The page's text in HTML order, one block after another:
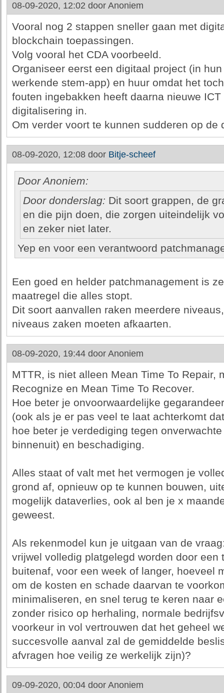
08-09-2020, 12:02 door Anoniem
Vooral nog 2 stappen sneller gaan met
blockchain toepassingen.
Volg vooral het CDA voorbeeld.
Organiseer eerst een digitaal project (in
werkende stem-app) en huur omdat het
fouten ingebakken heeft daarna nieuwe
digitalisering in.
Om verder voort te kunnen sudderen op de
08-09-2020, 12:08 door Bitje-scheef
Door Anoniem:
Door donderslag: Dit soort grappen, de
en die pijn doen, die zorgen uiteindelijk
en zeker niet later.
Yep en voor een verantwoord
Een goed en helder patchmanagement is
maatregel die alles stopt.
Dit soort aanvallen raken meerdere
niveaus zaken moeten afkaarten.
08-09-2020, 19:44 door Anoniem
MTTR, is niet alleen Mean Time To Repair,
Recognize en Mean Time To Recover.
Hoe beter je onvoorwaardelijke
(ook als je er pas veel te laat achterkomt
hoe beter je verdediging tegen
binnenuit) en beschadiging.
Alles staat of valt met het vermogen je
grond af, opnieuw op te kunnen bouwen,
mogelijk dataverlies, ook al ben je x
geweest.
Als rekenmodel kun je uitgaan van de
vrijwel volledig platgelegd worden door
buitenaf, voor een week of langer, hoeveel
om de kosten en schade daarvan te
minimaliseren, en snel terug te keren naar
zonder risico op herhaling, normale
voorkeur in vol vertrouwen dat het geheel
succesvolle aanval zal de gemiddelde
afvragen hoe veilig ze werkelijk zijn)?
09-09-2020, 00:04 door Anoniem